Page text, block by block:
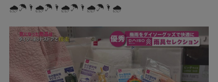
🌧️☂️🌂🌧️☂️🌂🌧️☂️🌂🌧️☂️🌂🌧️